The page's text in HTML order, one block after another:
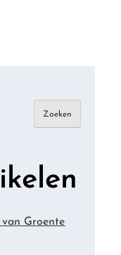
Zoeken
Groente